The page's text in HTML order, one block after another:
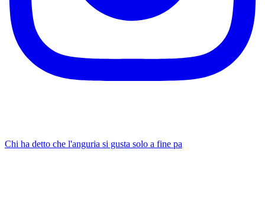
Chi ha detto che l'anguria si gusta solo a fine pa